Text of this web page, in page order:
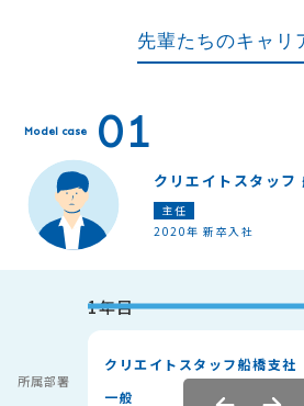
先輩たちのキャリ
Model case 01
クリエイトスタッフ
主任
2020年 新卒入社
所属部署
1年目
クリエイトスタッフ船橋支社
一般